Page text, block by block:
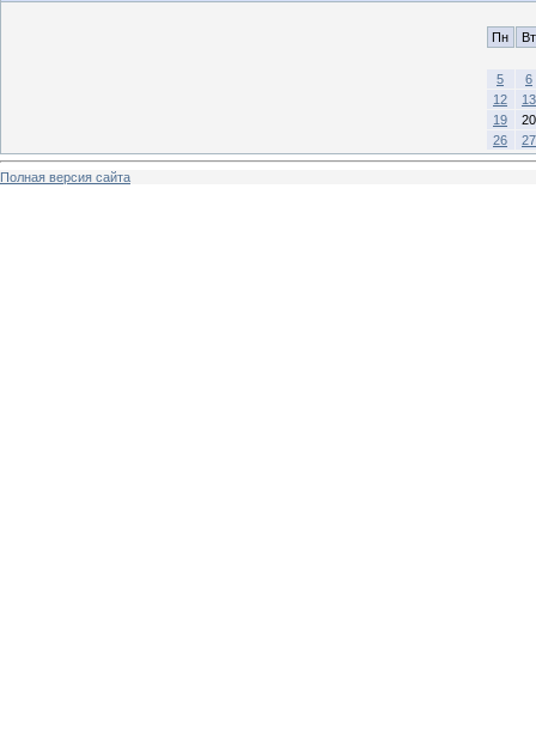
Пн Вт
5
6
12
13
19
20
26
27
Полная версия сайта